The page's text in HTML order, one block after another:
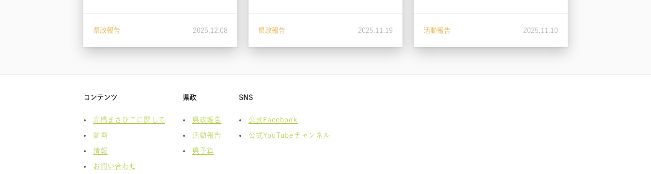
県政報告 2025.12.08 県政報告 2025.11.19 活動報告 2025.11.10
コンテンツ
高橋まさひこに関して
動画
情報
お問い合わせ
県政
県政報告
活動報告
県予算
SNS
公式Facebook
公式YouTubeチャンネル